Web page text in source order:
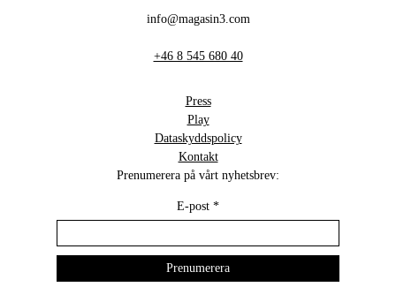
info@magasin3.com
+46 8 545 680 40
Press
Play
Dataskyddspolicy
Kontakt
Prenumerera på vårt nyhetsbrev:
E-post *